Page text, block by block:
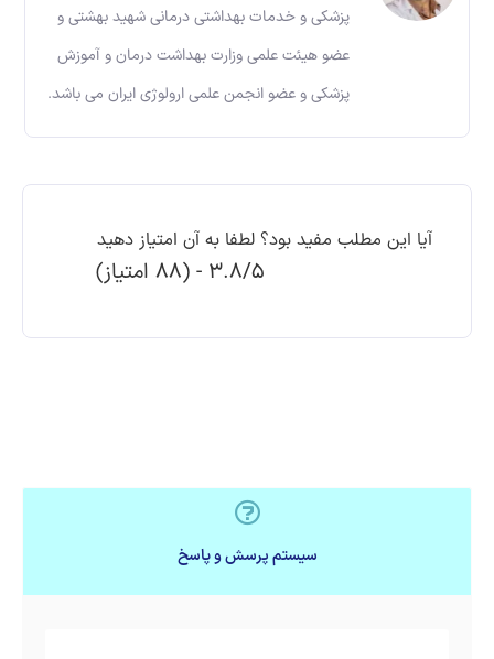
پزشکی و خدمات بهداشتی درمانی شهید بهشتی و
عضو هیئت علمی وزارت بهداشت درمان و آموزش
پزشکی و عضو انجمن علمی ارولوژی ایران می باشد.
آیا این مطلب مفید بود؟ لطفا به آن امتیاز دهید
3.8/5 - (88 امتیاز)
سیستم پرسش و پاسخ